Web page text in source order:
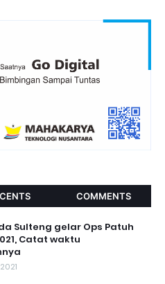
COMMENTS
Sulteng gelar Ops Patuh
Catat waktu